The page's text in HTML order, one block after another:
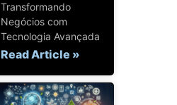
Transformando
Negócios com
Tecnologia Avançada
Read Article »